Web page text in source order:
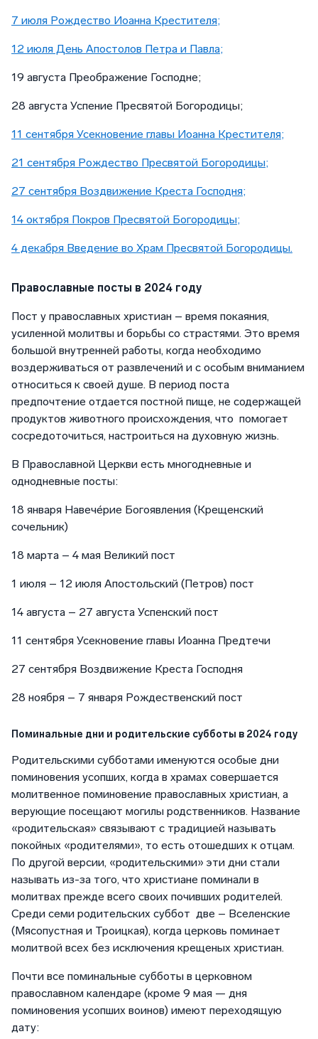
7 июля Рождество Иоанна Крестителя;
12 июля День Апостолов Петра и Павла;
19 августа Преображение Господне;
28 августа Успение Пресвятой Богородицы;
11 сентября Усекновение главы Иоанна Крестителя;
21 сентября Рождество Пресвятой Богородицы;
27 сентября Воздвижение Креста Господня;
14 октября Покров Пресвятой Богородицы;
4 декабря Введение во Храм Пресвятой Богородицы.
Православные посты в 2024 году
Пост у православных христиан – время покаяния,
усиленной молитвы и борьбы со страстями. Это время
большой внутренней работы, когда необходимо
воздерживаться от развлечений и с особым вниманием
относиться к своей душе. В период поста
предпочтение отдается постной пище, не содержащей
продуктов животного происхождения, что помогает
сосредоточиться, настроиться на духовную жизнь.
В Православной Церкви есть многодневные и
однодневные посты:
18 января Навече́рие Богоявления (Крещенский
сочельник)
18 марта – 4 мая Великий пост
1 июля – 12 июля Апостольский (Петров) пост
14 августа – 27 августа Успенский пост
11 сентября Усекновение главы Иоанна Предтечи
27 сентября Воздвижение Креста Господня
28 ноября – 7 января Рождественский пост
Поминальные дни и родительские субботы в 2024 году
Родительскими субботами именуются особые дни
поминовения усопших, когда в храмах совершается
молитвенное поминовение православных христиан, а
верующие посещают могилы родственников. Название
«родительская» связывают с традицией называть
покойных «родителями», то есть отошедших к отцам.
По другой версии, «родительскими» эти дни стали
называть из-за того, что христиане поминали в
молитвах прежде всего своих почивших родителей.
Среди семи родительских суббот две – Вселенские
(Мясопустная и Троицкая), когда церковь поминает
молитвой всех без исключения крещеных христиан.
Почти все поминальные субботы в церковном
православном календаре (кроме 9 мая — дня
поминовения усопших воинов) имеют переходящую
дату: